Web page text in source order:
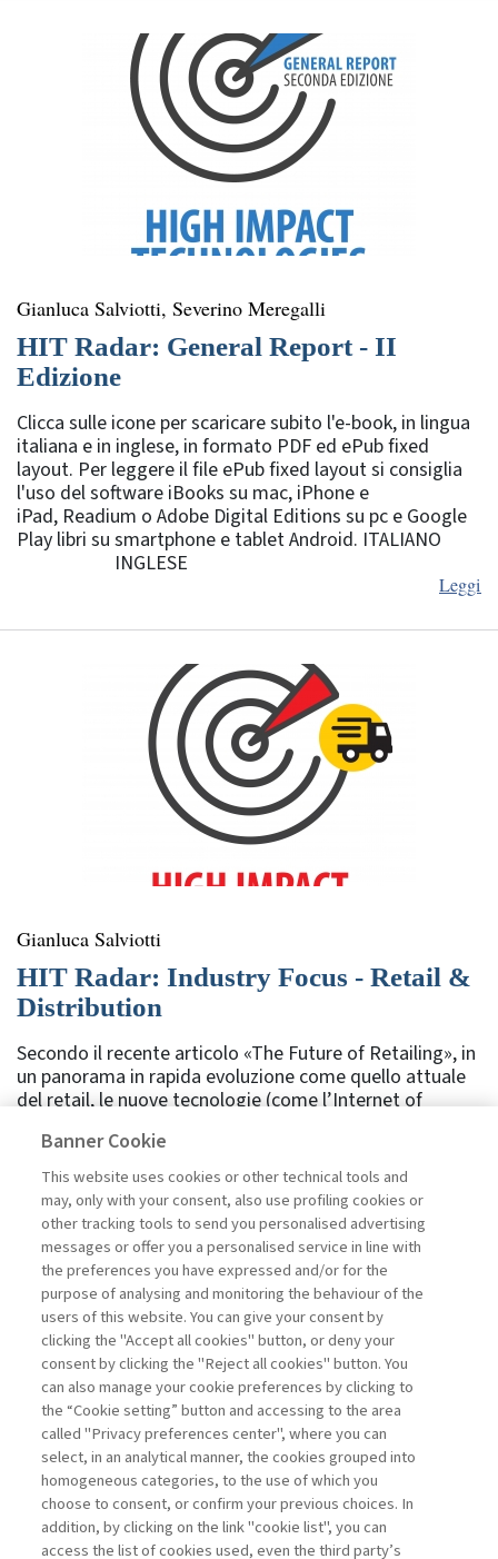
Gianluca Salviotti, Severino Meregalli
HIT Radar: General Report - II
Edizione
Clicca sulle icone per scaricare subito l'e-book, in lingua
italiana e in inglese, in formato PDF ed ePub fixed
layout. Per leggere il file ePub fixed layout si consiglia
l'uso del software iBooks su mac, iPhone e
iPad, Readium o Adobe Digital Editions su pc e Google
Play libri su smartphone e tablet Android. ITALIANO
INGLESE
Leggi
Gianluca Salviotti
HIT Radar: Industry Focus - Retail &
Distribution
Secondo il recente articolo «The Future of Retailing», in
un panorama in rapida evoluzione come quello attuale
del retail, le nuove tecnologie (come l’Internet of
esempio, modelli subscription-based) e i big data/le
predictive analytics sembrano indicare che il processo
d’acquisto si sta approssimando a un vero e proprio
quantum leap verso un mondo nuovo e tutto da
immaginare. Di conseguenza, è urgente riuscire a
comprendere meglio alcuni ambiti del retail
particolarmente critici, in cui le innovazioni in atto
stanno cambiando le regole ...
1 2 Successivo
Banner Cookie
This website uses cookies or other technical tools and
may, only with your consent, also use profiling cookies or
other tracking tools to send you personalised advertising
messages or offer you a personalised service in line with
the preferences you have expressed and/or for the
purpose of analysing and monitoring the behaviour of the
users of this website. You can give your consent by
clicking the "Accept all cookies" button, or deny your
consent by clicking the "Reject all cookies" button. You
can also manage your cookie preferences by clicking to
the “Cookie setting” button and accessing to the area
called "Privacy preferences center", where you can
select, in an analytical manner, the cookies grouped into
homogeneous categories, to the use of which you
choose to consent, or confirm your previous choices. In
addition, by clicking on the link "cookie list", you can
access the list of cookies used, even the third party’s